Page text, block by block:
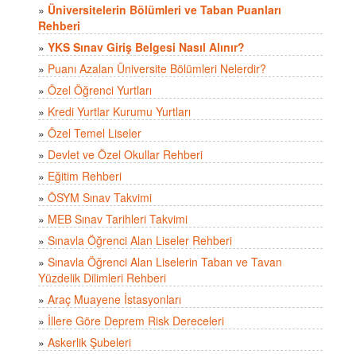
» Üniversitelerin Bölümleri ve Taban Puanları
Rehberi
» YKS Sınav Giriş Belgesi Nasıl Alınır?
» Puanı Azalan Üniversite Bölümleri Nelerdir?
» Özel Öğrenci Yurtları
» Kredi Yurtlar Kurumu Yurtları
» Özel Temel Liseler
» Devlet ve Özel Okullar Rehberi
» Eğitim Rehberi
» ÖSYM Sınav Takvimi
» MEB Sınav Tarihleri Takvimi
» Sınavla Öğrenci Alan Liseler Rehberi
» Sınavla Öğrenci Alan Liselerin Taban ve Tavan
Yüzdelik Dilimleri Rehberi
» Araç Muayene İstasyonları
» İllere Göre Deprem Risk Dereceleri
» Askerlik Şubeleri